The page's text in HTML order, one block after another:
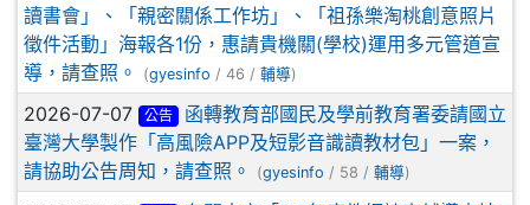
讀書會」、「親密關係工作坊」、「祖孫樂淘桃創意照片
徵件活動」海報各1份，惠請貴機關(學校)運用多元管道宣
導，請查照。
(gyesinfo / 46 / 輔導)
2026-07-07 公告
函轉教育部國民及學前教育署委請國立
臺灣大學製作「高風險APP及短影音識讀教材包」一案，
請協助公告周知，請查照。
(gyesinfo / 58 / 輔導)